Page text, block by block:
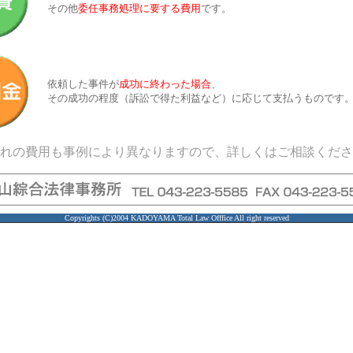
その他委任事務処理に要する費用 です。
依頼した事件が成功に終わった場合、
その成功の程度（訴訟で得た利益など）に応じて支払うものです
の費用も事例により異なりますので、詳しくはご相談くだ
Copyrights (C)2004 KADOYAMA Total Law Offfice All right reserved